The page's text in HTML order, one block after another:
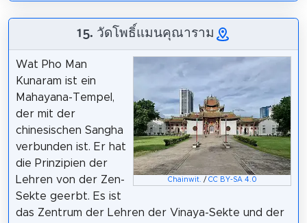
15. วัดโพธิ์แมนคุณาราม
Chainwit. / CC BY-SA 4.0
Wat Pho Man
Kunaram ist ein
Mahayana-Tempel,
der mit der
chinesischen Sangha
verbunden ist. Er hat
die Prinzipien der
Lehren von der Zen-
Sekte geerbt. Es ist
das Zentrum der Lehren der Vinaya-Sekte und der